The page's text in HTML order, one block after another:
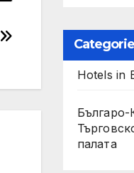
Hotels in
Българо-
палaта